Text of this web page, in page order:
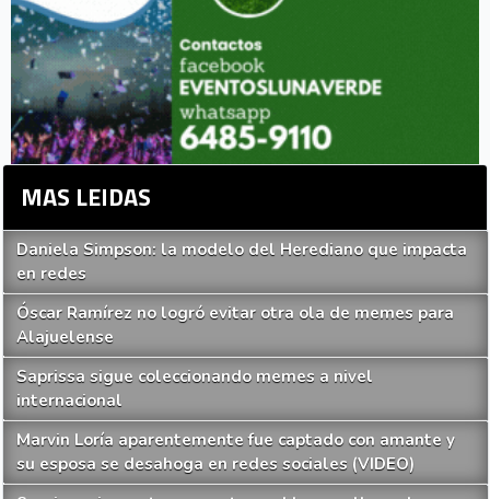
MAS LEIDAS
Daniela Simpson: la modelo del Herediano que impacta
en redes
Óscar Ramírez no logró evitar otra ola de memes para
Alajuelense
Saprissa sigue coleccionando memes a nivel
internacional
Marvin Loría aparentemente fue captado con amante y
su esposa se desahoga en redes sociales (VIDEO)